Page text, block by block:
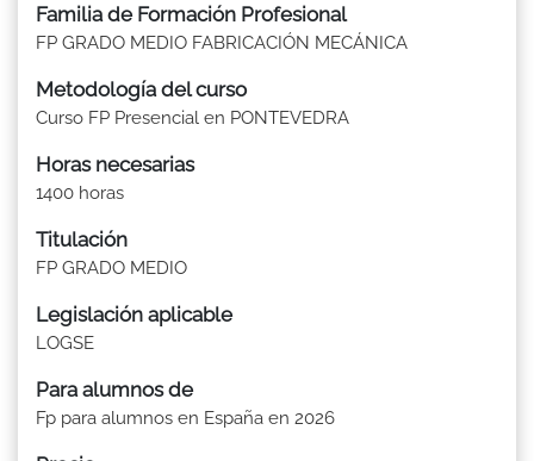
Familia de Formación Profesional
FP GRADO MEDIO FABRICACIÓN MECÁNICA
Metodología del curso
Curso FP Presencial en PONTEVEDRA
Horas necesarias
1400 horas
Titulación
FP GRADO MEDIO
Legislación aplicable
LOGSE
Para alumnos de
Fp para alumnos en España en 2026